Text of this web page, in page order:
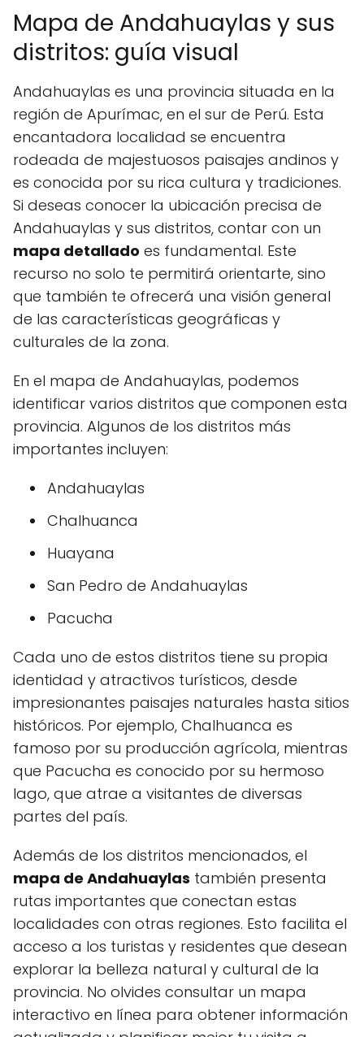
Mapa de Andahuaylas y sus
distritos: guía visual
Andahuaylas es una provincia situada en la
región de Apurímac, en el sur de Perú. Esta
encantadora localidad se encuentra
rodeada de majestuosos paisajes andinos y
es conocida por su rica cultura y tradiciones.
Si deseas conocer la ubicación precisa de
Andahuaylas y sus distritos, contar con un
mapa detallado es fundamental. Este
recurso no solo te permitirá orientarte, sino
que también te ofrecerá una visión general
de las características geográficas y
culturales de la zona.
En el mapa de Andahuaylas, podemos
identificar varios distritos que componen esta
provincia. Algunos de los distritos más
importantes incluyen:
Andahuaylas
Chalhuanca
Huayana
San Pedro de Andahuaylas
Pacucha
Cada uno de estos distritos tiene su propia
identidad y atractivos turísticos, desde
impresionantes paisajes naturales hasta sitios
históricos. Por ejemplo, Chalhuanca es
famoso por su producción agrícola, mientras
que Pacucha es conocido por su hermoso
lago, que atrae a visitantes de diversas
partes del país.
Además de los distritos mencionados, el
mapa de Andahuaylas también presenta
rutas importantes que conectan estas
localidades con otras regiones. Esto facilita el
acceso a los turistas y residentes que desean
explorar la belleza natural y cultural de la
provincia. No olvides consultar un mapa
interactivo en línea para obtener información